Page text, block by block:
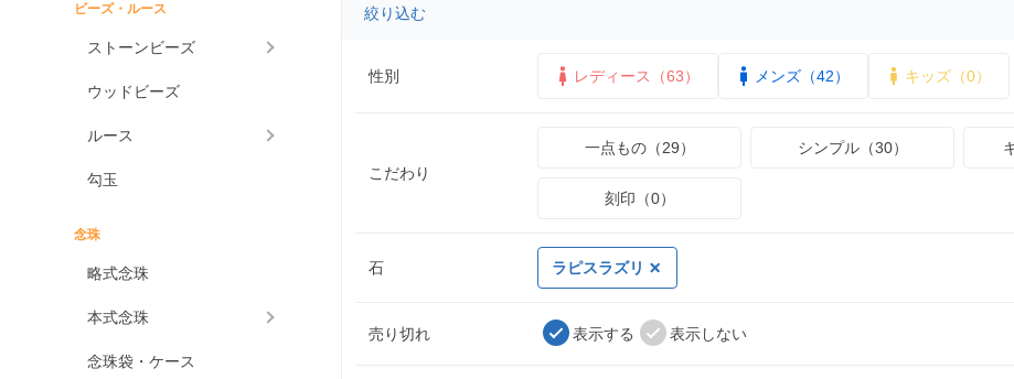
ビーズ・ルース
ストーンビーズ
ウッドビーズ
ルース
勾玉
念珠
略式念珠
本式念珠
念珠袋・ケース
絞り込む
性別 レディース（63） メンズ（42） キッズ（0）
こだわり
一点もの（29） シンプル（30）
刻印（0）
石 ラピスラズリ
売り切れ 表示する 表示しない